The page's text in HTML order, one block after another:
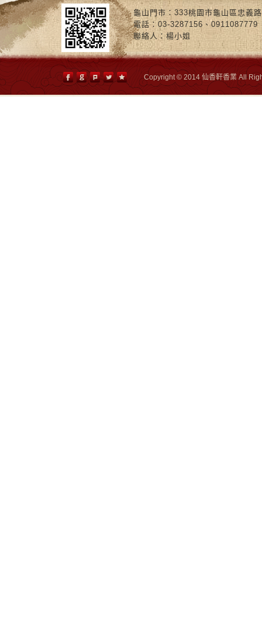
龜山門市：333桃園市龜山區忠義
電話：03-3287156、0911087779
聯絡人：楊小姐
Copyright © 2014 仙香軒香業 All